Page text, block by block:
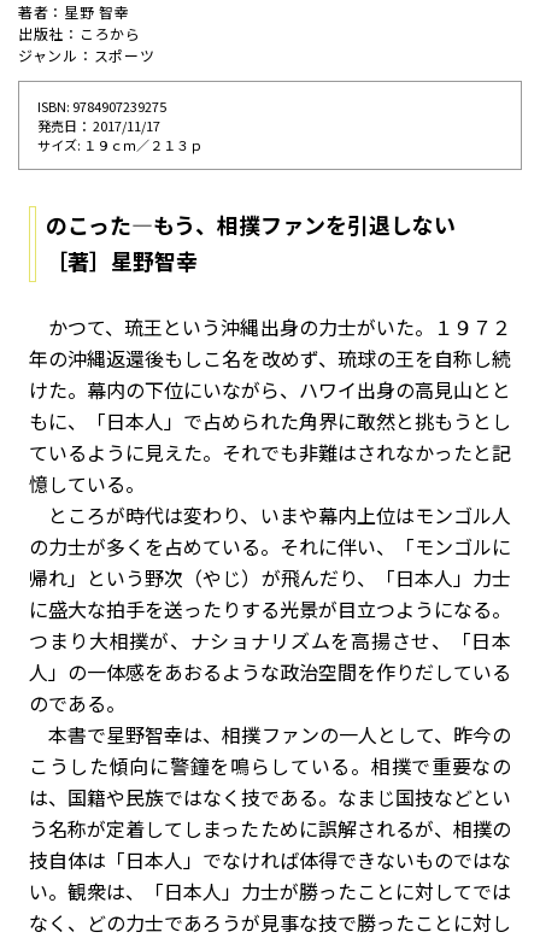
著者：星野 智幸
出版社：ころから
ジャンル：スポーツ
ISBN: 9784907239275
発売⽇： 2017/11/17
サイズ: １９ｃｍ／２１３ｐ
のこった―もう、相撲ファンを引退しない
［著］星野智幸
かつて、琉王という沖縄出身の力士がいた。１９７２
年の沖縄返還後もしこ名を改めず、琉球の王を自称し続
けた。幕内の下位にいながら、ハワイ出身の高見山とと
もに、「日本人」で占められた角界に敢然と挑もうとし
ているように見えた。それでも非難はされなかったと記
憶している。
ところが時代は変わり、いまや幕内上位はモンゴル人
の力士が多くを占めている。それに伴い、「モンゴルに
帰れ」という野次（やじ）が飛んだり、「日本人」力士
に盛大な拍手を送ったりする光景が目立つようになる。
つまり大相撲が、ナショナリズムを高揚させ、「日本
人」の一体感をあおるような政治空間を作りだしている
のである。
本書で星野智幸は、相撲ファンの一人として、昨今の
こうした傾向に警鐘を鳴らしている。相撲で重要なの
は、国籍や民族ではなく技である。なまじ国技などとい
う名称が定着してしまったために誤解されるが、相撲の
技自体は「日本人」でなければ体得できないものではな
い。観衆は、「日本人」力士が勝ったことに対してでは
なく、どの力士であろうが見事な技で勝ったことに対し